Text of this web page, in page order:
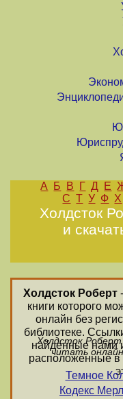
А Б В Г Д Е
С Т У Ф Х
Холдсток
и
Холдсток Роберт-
книги которого
онлайн без
библиотеке.
найденные нами
расположенные в
Холдсток
читать
Темное
Кодекс